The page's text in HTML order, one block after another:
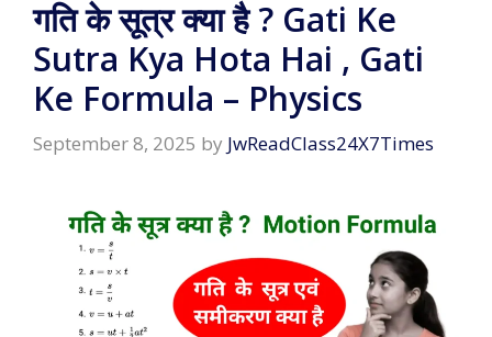
गति के सूत्र क्या है ? Gati Ke
Sutra Kya Hota Hai , Gati
Ke Formula – Physics
September 8, 2025 by JwReadClass24X7Times